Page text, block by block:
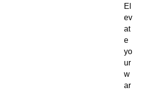
El
ev
at
e
yo
ur
w
ar